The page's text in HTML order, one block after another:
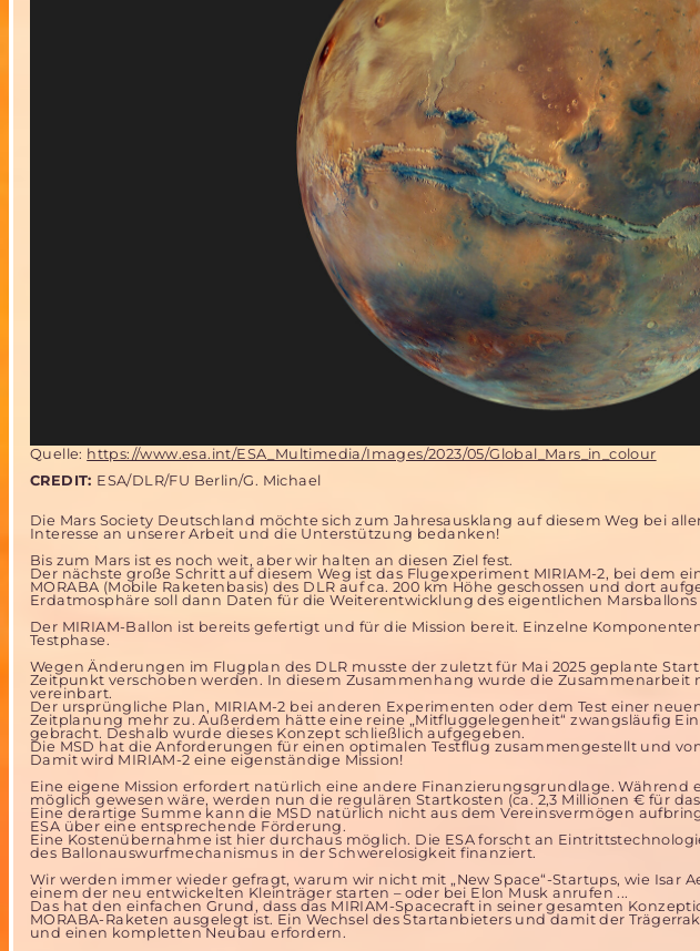
Quelle: https://www.esa.int/ESA_Multimedia/Images/2023/05/Global_Mars_in_colour
CREDIT: ESA/DLR/FU Berlin/G. Michael
Die Mars Society Deutschland möchte sich zum Jahresausklang auf diesem Weg bei
Interesse an unserer Arbeit und die Unterstützung bedanken!
Bis zum Mars ist es noch weit, aber wir halten an diesen Ziel fest.
Der nächste große Schritt auf diesem Weg ist das Flugexperiment MIRIAM-2, bei dem
MORABA (Mobile Raketenbasis) des DLR auf ca. 200 km Höhe geschossen und dort
Erdatmosphäre soll dann Daten für die Weiterentwicklung des eigentlichen Marsballons
Der MIRIAM-Ballon ist bereits gefertigt und für die Mission bereit. Einzelne
Testphase.
Wegen Änderungen im Flugplan des DLR musste der zuletzt für Mai 2025 geplante
Zeitpunkt verschoben werden. In diesem Zusammenhang wurde die Zusammenarbeit
vereinbart.
Der ursprüngliche Plan, MIRIAM-2 bei anderen Experimenten oder dem Test einer
Zeitplanung mehr zu. Außerdem hätte eine reine „Mitfluggelegenheit“ zwangsläufig
gebracht. Deshalb wurde dieses Konzept schließlich aufgegeben.
Die MSD hat die Anforderungen für einen optimalen Testflug zusammengestellt und
Damit wird MIRIAM-2 eine eigenständige Mission!
Eine eigene Mission erfordert natürlich eine andere Finanzierungsgrundlage. Während
möglich gewesen wäre, werden nun die regulären Startkosten (ca. 2,3 Millionen € für
Eine derartige Summe kann die MSD natürlich nicht aus dem Vereinsvermögen
ESA über eine entsprechende Förderung.
Eine Kostenübernahme ist hier durchaus möglich. Die ESA forscht an
des Ballonauswurfmechanismus in der Schwerelosigkeit finanziert.
Wir werden immer wieder gefragt, warum wir nicht mit „New Space“-Startups, wie Isar
einem der neu entwickelten Kleinträger starten – oder bei Elon Musk anrufen ...
Das hat den einfachen Grund, dass das MIRIAM-Spacecraft in seiner gesamten
MORABA-Raketen ausgelegt ist. Ein Wechsel des Startanbieters und damit der
und einen kompletten Neubau erfordern.